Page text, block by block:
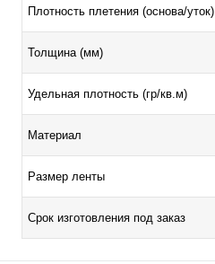
Плотность плетения (основа/уток)
Толщина (мм)
Удельная плотность (гр/кв.м)
Материал
Размер ленты
Срок изготовления под заказ